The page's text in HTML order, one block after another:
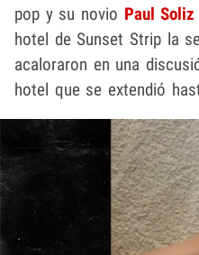
pop y su novio Paul Soliz
hotel de Sunset Strip la
acaloraron en una
hotel que se extendió